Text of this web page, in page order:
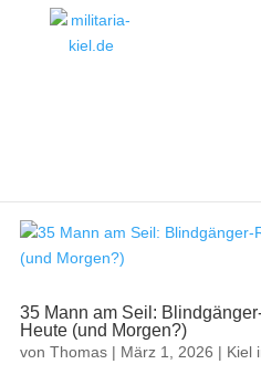
Kiel im Zeichen
35 Mann am Seil:
Heute (und Morgen?)
von Thomas| März 1, 2026 | Kiel